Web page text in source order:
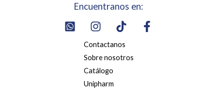
Encuentranos en:
Contactanos
Sobre nosotros
Catálogo
Unipharm